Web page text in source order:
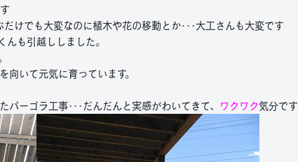
けでも大変なのに植木や花の移動とか･･･大工さんも大変です
んも引越ししました。
向いて元気に育っています。
パーゴラ工事･･･だんだんと実感がわいてきて、
ワクワク気分です